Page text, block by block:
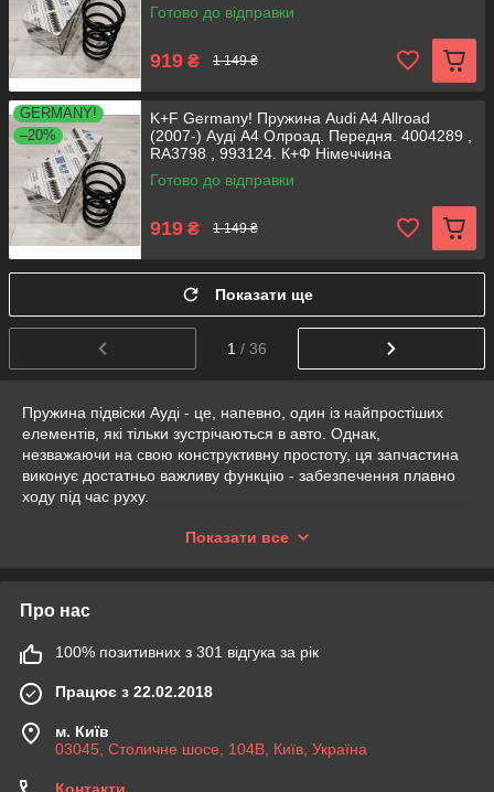
Готово до відправки
919 ₴ 1 149 ₴
GERMANY!
–20%
K+F Germany! Пружина Audi A4 Allroad
(2007-) Ауді А4 Олроад. Передня. 4004289 ,
RA3798 , 993124. К+Ф Німеччина
Готово до відправки
919 ₴ 1 149 ₴
Показати ще
1 / 36
Пружина підвіски Ауді - це, напевно, один із найпростіших
елементів, які тільки зустрічаються в авто. Однак,
незважаючи на свою конструктивну простоту, ця запчастина
виконує достатньо важливу функцію - забезпечення плавно
ходу під час руху.
боїться ця запчастина, та чому оформити замовлення на неї
розповідають далі.
Пружина підвіски Audi: функція деталі
та її параметри
Пружина підвіски - це доволі маленька деталь, однак вона
має доволі важливу функцію. Витримуючи всю вагу автівки,
вона забезпечує достатній просвіт між кузовом транспортного
Показати все
Про нас
100% позитивних з 301 відгука за рік
Працює з 22.02.2018
м. Київ
03045, Столичне шосе, 104B, Київ, Україна